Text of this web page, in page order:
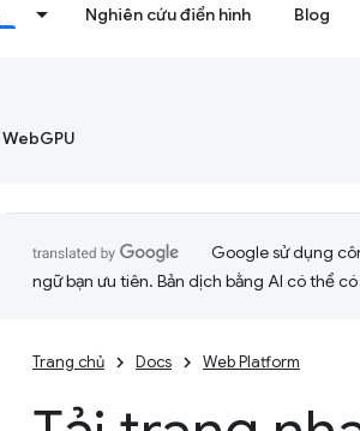
Nghiên cứu điển hình Blog
WebGPU
Google sử dụng
ngữ bạn ưu tiên. Bản dịch bằng AI có thể có
Trang chủ Docs Web Platform